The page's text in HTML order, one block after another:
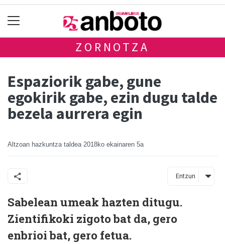
ZORNOTZA
Espaziorik gabe, gune
egokirik gabe, ezin dugu talde
bezela aurrera egin
Altzoan hazkuntza taldea 2018ko ekainaren 5a
Entzun
Sabelean umeak hazten ditugu.
Zientifikoki zigoto bat da, gero
enbrioi bat, gero fetua.